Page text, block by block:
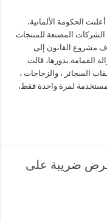
الحكومة الألمانية،
المصنعة للمنتجات
مشروع القانون إلى
القمامة.بدورها، قالت
السجائر ، والزجاجات ،
لمرة واحدة فقط،
ضريبة على